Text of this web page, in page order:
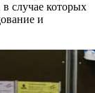
случае которых
и